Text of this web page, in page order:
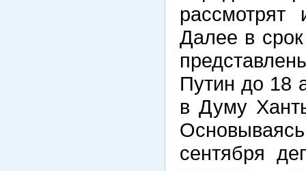
рассмотрят
Далее в
Путин до 18
в Думу
сентября